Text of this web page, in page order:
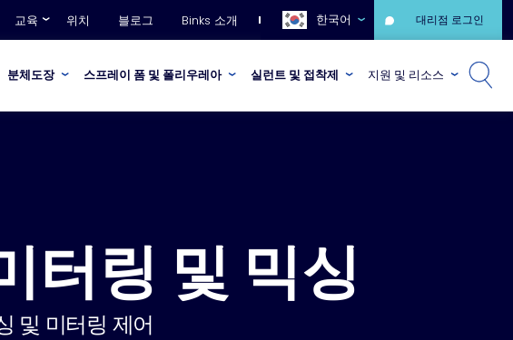
교육 위치 블로그 Binks 소개 한국어 대리점 로그인
분체도장 스프레이 폼 및 폴리우레아 실런트 및 접착제 지원 및 리소스
터링 및 믹싱
및 미터링 제어